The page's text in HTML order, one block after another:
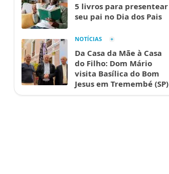
5 livros para presentear
seu pai no Dia dos Pais
NOTÍCIAS
Da Casa da Mãe à Casa
do Filho: Dom Mário
visita Basílica do Bom
Jesus em Tremembé (SP)